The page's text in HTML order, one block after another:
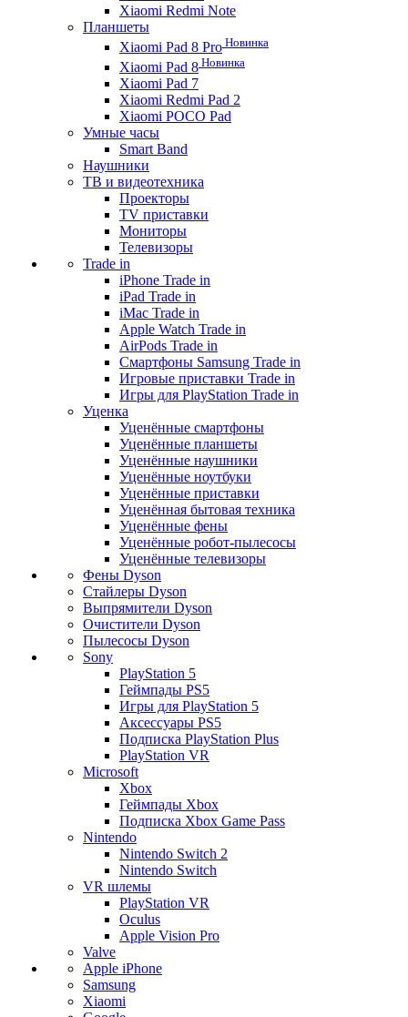
Xiaomi Redmi Note
Планшеты
Xiaomi Pad 8 Pro Новинка
Xiaomi Pad 8 Новинка
Xiaomi Pad 7
Xiaomi Redmi Pad 2
Xiaomi POCO Pad
Умные часы
Smart Band
Наушники
ТВ и видеотехника
Проекторы
TV приставки
Мониторы
Телевизоры
Trade in
iPhone Trade in
iPad Trade in
iMac Trade in
Apple Watch Trade in
AirPods Trade in
Смартфоны Samsung Trade in
Игровые приставки Trade in
Игры для PlayStation Trade in
Уценка
Уценённые смартфоны
Уценённые планшеты
Уценённые наушники
Уценённые ноутбуки
Уценённые приставки
Уценённая бытовая техника
Уценённые фены
Уценённые робот-пылесосы
Уценённые телевизоры
Фены Dyson
Стайлеры Dyson
Выпрямители Dyson
Очистители Dyson
Пылесосы Dyson
Sony
PlayStation 5
Геймпады PS5
Игры для PlayStation 5
Аксессуары PS5
Подписка PlayStation Plus
PlayStation VR
Microsoft
Xbox
Геймпады Xbox
Подписка Xbox Game Pass
Nintendo
Nintendo Switch 2
Nintendo Switch
VR шлемы
PlayStation VR
Oculus
Apple Vision Pro
Valve
Apple iPhone
Samsung
Xiaomi